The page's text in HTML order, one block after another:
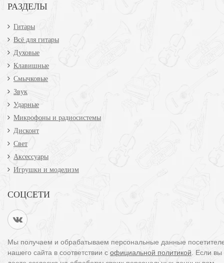
РАЗДЕЛЫ
Гитары
Всё для гитары
Духовые
Клавишные
Смычковые
Звук
Ударные
Микрофоны и радиосистемы
Дисконт
Свет
Аксессуары
Игрушки и моделизм
СОЦСЕТИ
Мы получаем и обрабатываем персональные данные
нашего сайта в соответствии с официальной политикой . Если